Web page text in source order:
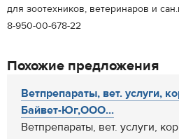
для зоотехников, ветеринаров и
8-950-00-678-22
Похожие предложения
Ветпрепараты, вет. услуги,
Байвет-Юг,ООО...
Ветпрепараты, вет. услуги,